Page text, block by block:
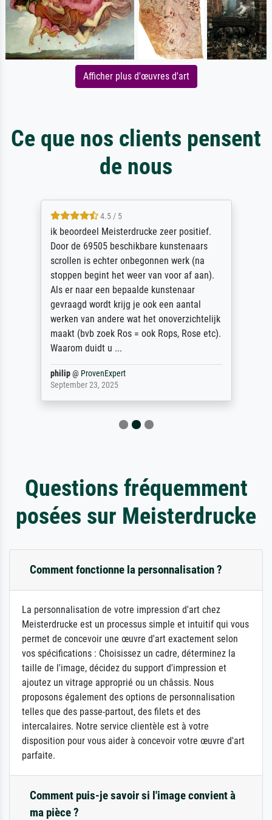
Afficher plus d'œuvres d'art
Ce que nos clients pensent
de nous
I would recommend Meisterdrucke
hesitation. From first placing the order
final delivery, an outstanding service. I
wanted a print of Albrecht Durer's
Hare picture as I had one which had
ruined by water damage. I could not
one anywhere on line in the UK to the
dimensions I wanted. So I found
Meisterdru...
Anonym
December 22, 2025
Questions fréquemment
posées sur Meisterdrucke
Comment fonctionne la personnalisation ?
La personnalisation de votre impression d'art chez
Meisterdrucke est un processus simple et intuitif qui vous
permet de concevoir une œuvre d'art exactement selon
vos spécifications : Choisissez un cadre, déterminez la
taille de l'image, décidez du support d'impression et
ajoutez un vitrage approprié ou un châssis. Nous
proposons également des options de personnalisation
telles que des passe-partout, des filets et des
intercalaires. Notre service clientèle est à votre
disposition pour vous aider à concevoir votre œuvre d'art
parfaite.
Comment puis-je savoir si l'image convient à
ma pièce ?